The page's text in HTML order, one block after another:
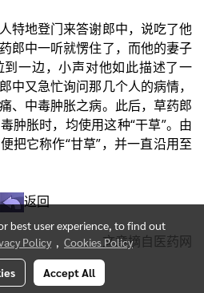
特地登门来答谢郎中，说吃了他
郎中一听就愣住了，而他的妻子
一边，小声对他如此描述了一
中又急忙询问那几个人的病情，
、中毒肿胀之病。此后，草药郎
肿胀时，均使用这种“干草”。由
把它称作“甘草”，并一直沿用至
返回
文章摘自医药网
best user experience, to find out
Policy , Cookies Policy
Accept All